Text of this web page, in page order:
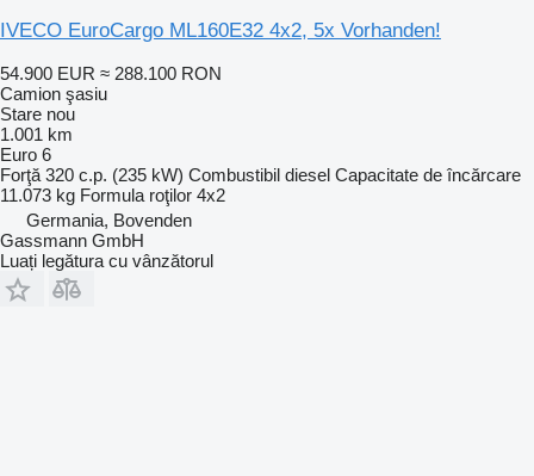
IVECO EuroCargo ML160E32 4x2, 5x Vorhanden!
54.900 EUR ≈ 288.100 RON
Camion şasiu
Stare nou
1.001 km
Euro 6
Forţă 320 c.p. (235 kW) Combustibil diesel Capacitate de încărcare
11.073 kg Formula roţilor 4x2
Germania, Bovenden
Gassmann GmbH
Luați legătura cu vânzătorul